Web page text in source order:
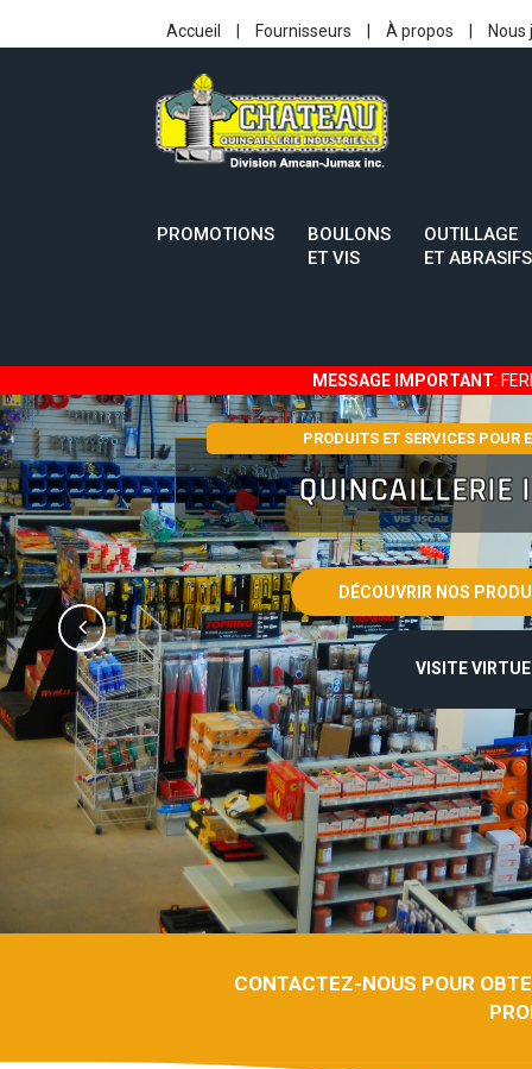
Accueil Fournisseurs À propos
PROMOTIONS
BOULONS
ET VIS
OUTILLAGE
ET ABRASIFS
MESSAGE IMPORTANT:
PRODUITS ET SERVICES POUR
QUINCAILLERIE
DÉCOUVRIR NOS
VISITE
CONTACTEZ-NOUS POUR